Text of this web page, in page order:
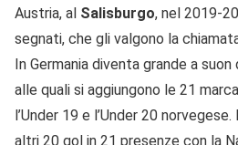
Austria, al Salisburgo, nel 2019-
segnati, che gli valgono la
In Germania diventa grande a
alle quali si aggiungono le 21
l’Under 19 e l’Under 20
altri 20 gol in 21 presenze con la